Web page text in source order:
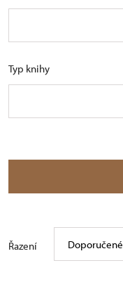
Typ knihy
Řazení Doporučené